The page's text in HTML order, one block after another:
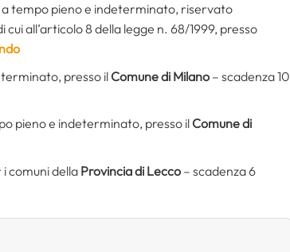
a tempo pieno e indeterminato, riservato
all’articolo 8 della legge n. 68/1999, presso
presso ilComune di Milano– scadenza 10
pieno e indeterminato, presso il Comune di
comuni della Provincia di Lecco– scadenza 6